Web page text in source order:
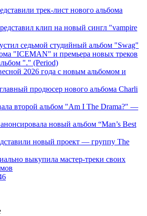
трек-лист нового альбома
клип на новый сингл "vampire
седьмой студийный альбом "Swag"
"ICEMAN" и премьера новых треков
"." (Period)
2026 года с новым альбомом и
продюсер нового альбома Charli
второй альбом "Am I The Drama?" —
новый альбом “Man’s Best
новый проект — группу The
выкупила мастер-треки своих